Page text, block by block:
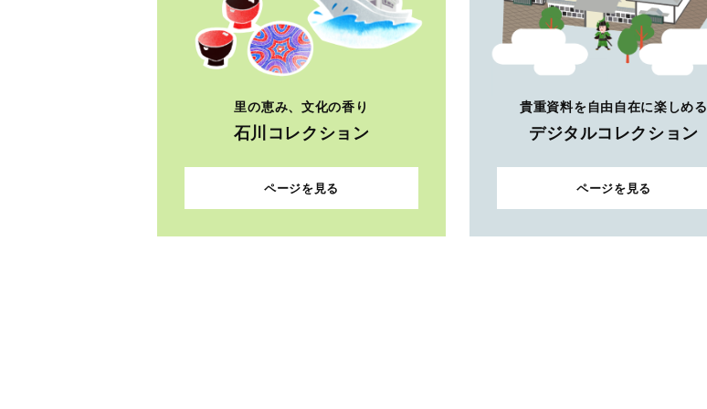
里の恵み、文化の香り
石川コレクション
ページを見る
貴重資料を自由自在に楽しめる
デジタルコレクション
ページを見る